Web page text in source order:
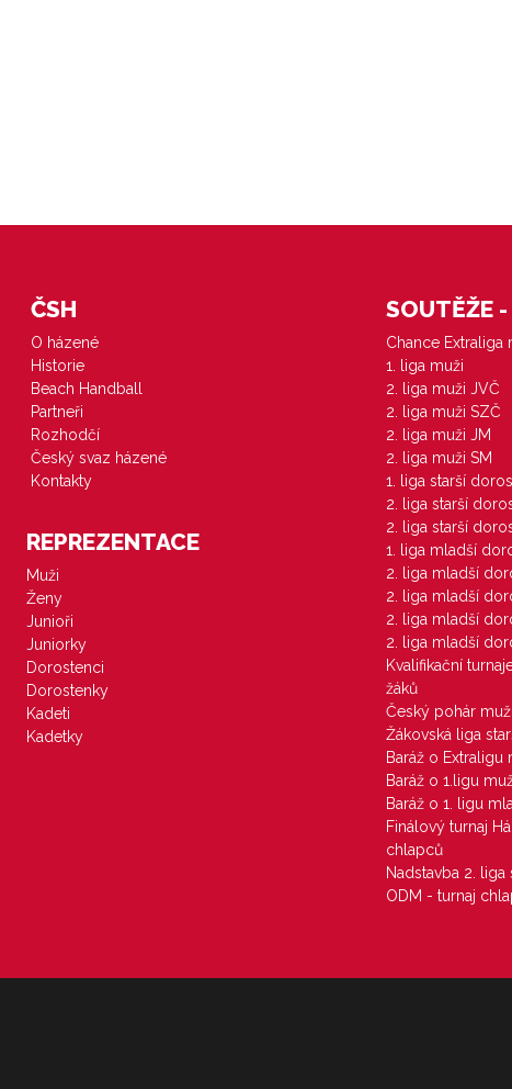
ČSH
O házené
Historie
Beach Handball
Partneři
Rozhodčí
Český svaz házené
Kontakty
REPREZENTACE
Muži
Ženy
Junioři
Juniorky
Dorostenci
Dorostenky
Kadeti
Kadetky
SOUTĚŽE
Chance Extraliga
1. liga muži
2. liga muži JVČ
2. liga muži SZČ
2. liga muži JM
2. liga muži SM
1. liga starší
2. liga starší
2. liga starší
1. liga mladší
2. liga mladší
2. liga mladší
2. liga mladší
2. liga mladší
Kvalifikační
žáků
Český pohár
Žákovská liga
Baráž o Extraligu
Baráž o 1.ligu
Baráž o 1. ligu
Finálový turnaj
chlapců
Nadstavba 2.
ODM - turnaj